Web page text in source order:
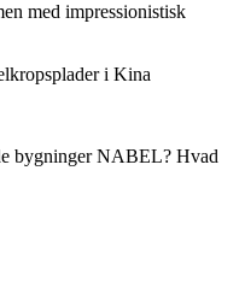
med impressionistisk
i Kina
bygninger NABEL? Hvad